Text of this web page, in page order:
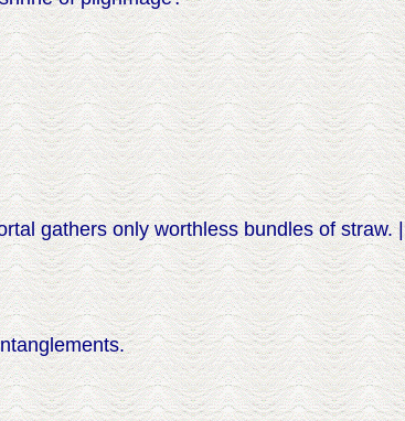
gathers only worthless bundles of straw.